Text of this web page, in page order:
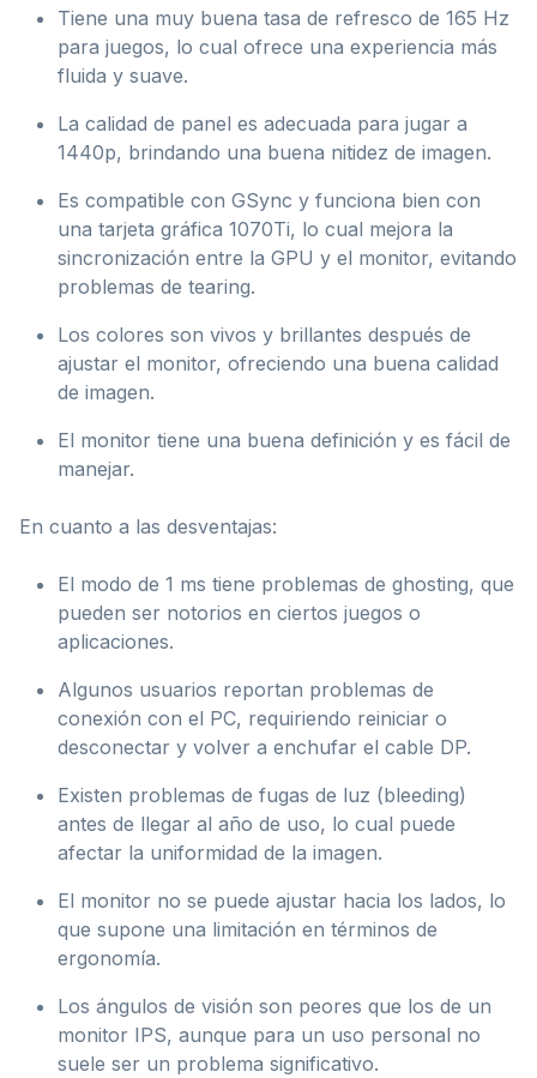
Tiene una muy buena tasa de refresco de 165 Hz
para juegos, lo cual ofrece una experiencia más
fluida y suave.
La calidad de panel es adecuada para jugar a
1440p, brindando una buena nitidez de imagen.
Es compatible con GSync y funciona bien con
una tarjeta gráfica 1070Ti, lo cual mejora la
sincronización entre la GPU y el monitor, evitando
problemas de tearing.
Los colores son vivos y brillantes después de
ajustar el monitor, ofreciendo una buena calidad
de imagen.
El monitor tiene una buena definición y es fácil de
manejar.
En cuanto a las desventajas:
El modo de 1 ms tiene problemas de ghosting, que
pueden ser notorios en ciertos juegos o
aplicaciones.
Algunos usuarios reportan problemas de
conexión con el PC, requiriendo reiniciar o
desconectar y volver a enchufar el cable DP.
Existen problemas de fugas de luz (bleeding)
antes de llegar al año de uso, lo cual puede
afectar la uniformidad de la imagen.
El monitor no se puede ajustar hacia los lados, lo
que supone una limitación en términos de
ergonomía.
Los ángulos de visión son peores que los de un
monitor IPS, aunque para un uso personal no
suele ser un problema significativo.